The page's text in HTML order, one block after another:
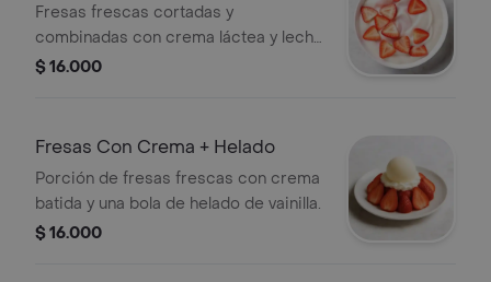
Fresas frescas cortadas y
combinadas con crema láctea y leche
Klim en polvo.
$ 16.000
Fresas Con Crema + Helado
Porción de fresas frescas con crema
batida y una bola de helado de vainilla.
$ 16.000